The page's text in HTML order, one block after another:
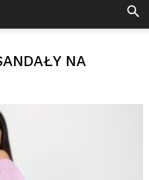
NA